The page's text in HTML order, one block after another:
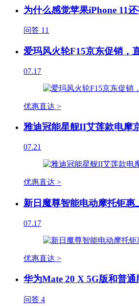
为什么感觉苹果iPhone 11
问答 11
爱玛风火轮F15京东促销，
07.17
优惠直达 >
雅迪冠能星舰II艾莲款电摩
07.21
优惠直达 >
新日魔尊智能电动摩托钜惠
07.17
优惠直达 >
华为Mate 20 X 5G版和普通
问答 4